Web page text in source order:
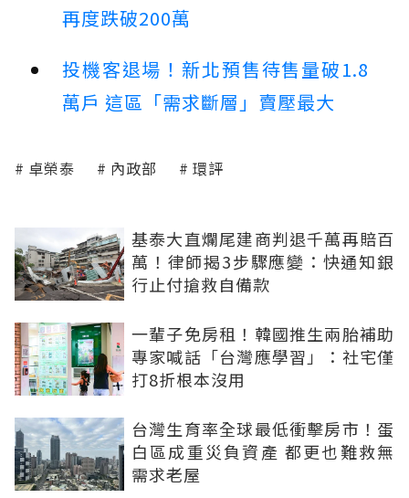
再度跌破200萬
投機客退場！新北預售待售量破1.8
萬戶 這區「需求斷層」賣壓最大
卓榮泰 內政部 環評
基泰大直爛尾建商判退千萬再賠百
萬！律師揭3步驟應變：快通知銀
行止付搶救自備款
一輩子免房租！韓國推生兩胎補助
專家喊話「台灣應學習」：社宅僅
打8折根本沒用
台灣生育率全球最低衝擊房市！蛋
白區成重災負資產 都更也難救無
需求老屋